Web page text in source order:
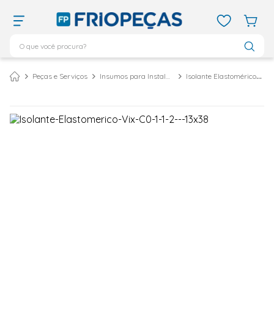
Peças e Serviços Isolante Elastomérico
1º ar condicionado 12000
3º ar condicionado